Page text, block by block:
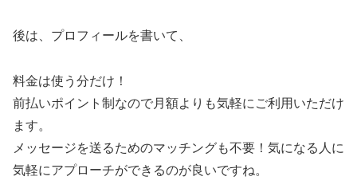
後は、プロフィールを書いて、
料金は使う分だけ！
前払いポイント制なので月額よりも気軽にご利用いただけ
ます。
メッセージを送るためのマッチングも不要！気になる人に
気軽にアプローチができるのが良いですね。